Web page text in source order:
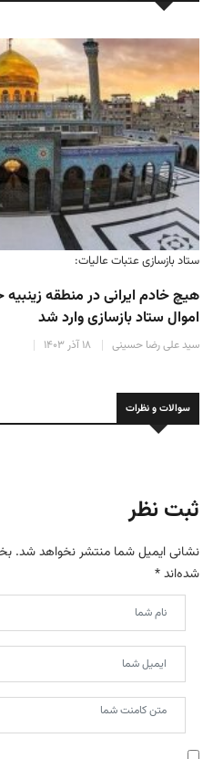
ستاد بازسازی عتبات عالیات:
هیچ خادم ایرانی در منطقه
اموال ستاد بازسازی وارد شد
سید علی رضا حسینی ۱۸ آذر ۱۴۰۳
سوالات و نظرات
ثبت نظر
نشانی ایمیل شما منتشر نخواهد شد.
شده‌اند*